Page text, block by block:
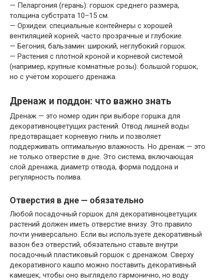
— Пеларгония (герань): горшок среднего размера,
толщина субстрата 10–15 см.
— Орхидеи: специальные контейнеры с хорошей
вентиляцией корней; часто прозрачные и глубокие.
— Бегония, бальзамин: широкий, неглубокий горшок.
— Растения с плотной кроной и корневой системой
(например, крупные комнатные розы): большой горшок,
но с учётом хорошего дренажа.
Дренаж и поддон: что важно знать
Дренаж — это номер один при выборе горшка для
декоративноцветущих растений. Отвод лишней воды
предотвращает корневую гниль и позволяет
поддерживать оптимальную влажность. Но дренаж — это
не только отверстие в дне. Это система, включающая
слой дренажа, диаметр отвода, форма поддона и
регулярность полива.
Отверстия в дне — обязательно
Любой посадочный горшок для декоративноцветущих
растений должен иметь отверстие внизу. Это правило
почти универсально. Если вы используете декоративный
вазон без отверстий, обязательно ставьте внутри
посадочный пластиковый горшок с дренажом. Сверху
декоративного кашпо можно поставить декоративный
камешек, чтобы оно выглядело гармонично, но воду